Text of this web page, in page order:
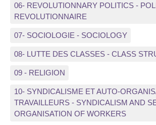
06- REVOLUTIONNARY POLITICS -
REVOLUTIONNAIRE
07- SOCIOLOGIE - SOCIOLOGY
08- LUTTE DES CLASSES - CLASS
09 - RELIGION
10- SYNDICALISME ET AUTO-
TRAVAILLEURS - SYNDICALISM AND
ORGANISATION OF WORKERS